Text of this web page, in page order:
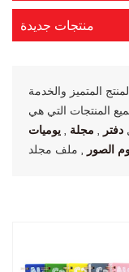
منتجات جديدة
المنتجات التي هي
دفتر, مجلة ,يوميات
الصور